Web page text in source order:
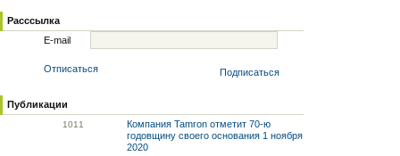
Расссылка
E-mail
Отписаться Подписаться
Публикации
1011
Компания Tamron отметит 70-ю
годовщину своего основания 1 ноября
2020